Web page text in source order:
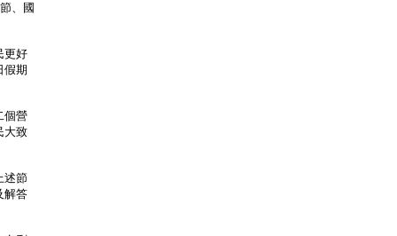
、國
更好
假期
個營
大致
述節
解答